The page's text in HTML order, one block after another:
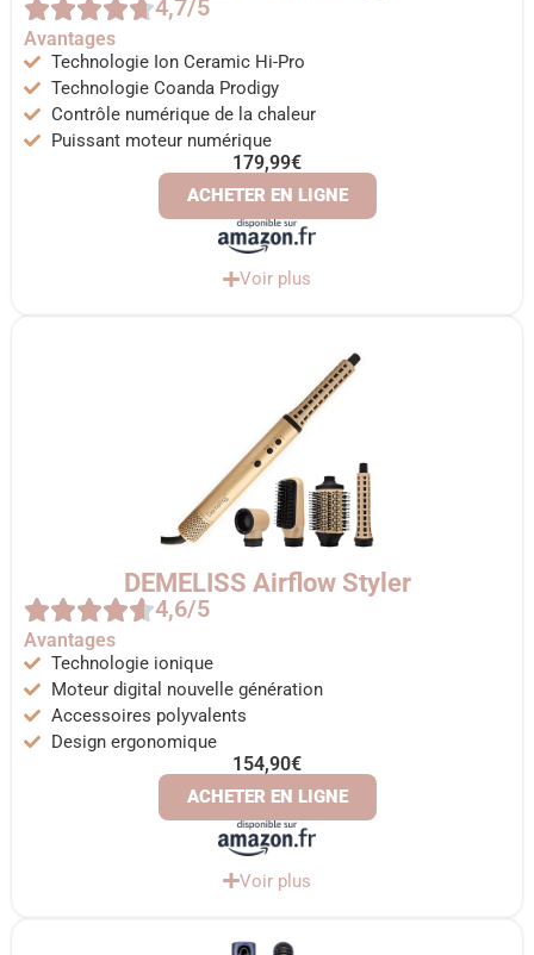
4,7/5
Avantages
Technologie Ion Ceramic Hi-Pro
Technologie Coanda Prodigy
Contrôle numérique de la chaleur
Puissant moteur numérique
179,99€
ACHETER EN LIGNE
Voir plus
DEMELISS Airflow Styler
4,6/5
Avantages
Technologie ionique
Moteur digital nouvelle génération
Accessoires polyvalents
Design ergonomique
154,90€
ACHETER EN LIGNE
Voir plus